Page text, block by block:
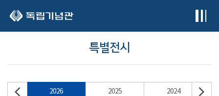
특별전시
2026 2025 2024